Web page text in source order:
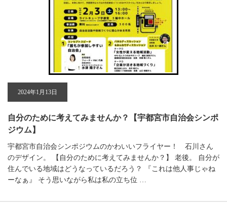
2024年1月13日
自分のために考えてみませんか？【宇都宮市自治会シンポ
ジウム】
宇都宮市自治会シンポジウムのかわいいフライヤー！ 石川さん
のデザイン。 【自分のために考えてみませんか？】 老後。 自分が
住んでいる地域はどうなっているだろう？ 『これは他人事じゃね
ーなぁ』 そう思いながら私は私の立ち位 …